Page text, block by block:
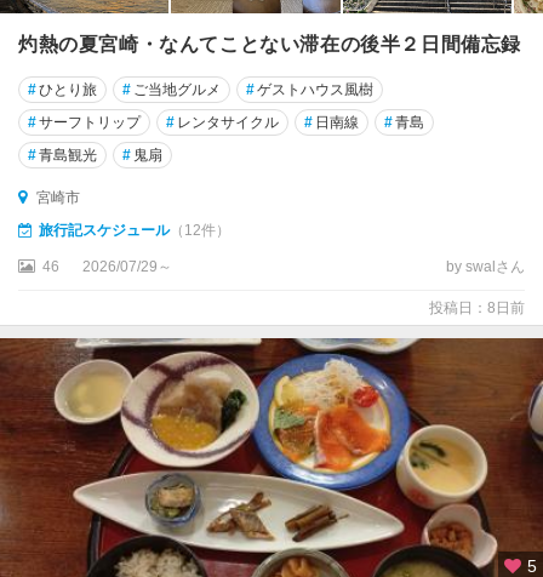
え
び
の
高
穂
・
岡
日
灼熱の夏宮崎・なんてことない滞在の後半２日間備忘録
#ひとり旅 # ご当地グルメ #ゲストハウス風樹
#サーフトリップ # レンタサイクル # 日南線 #青島
#青島観光 # 鬼扇
宮崎市
旅行記スケジュール（12件）
46 2026/07/29～ by swalさん
投稿日：8日前
5